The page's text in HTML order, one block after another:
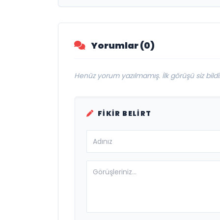
Yorumlar (0)
Henüz yorum yazılmamış. İlk görüşü siz
FIKIR BELIRT